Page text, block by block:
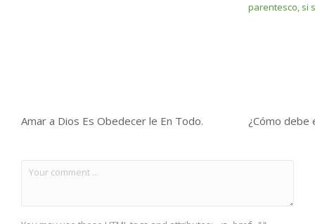
Amar a Dios Es Obedecer le En Todo.